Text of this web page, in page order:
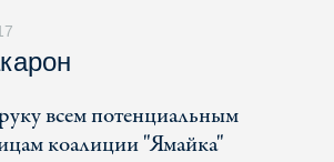
всем потенциальным
коалиции "Ямайка"